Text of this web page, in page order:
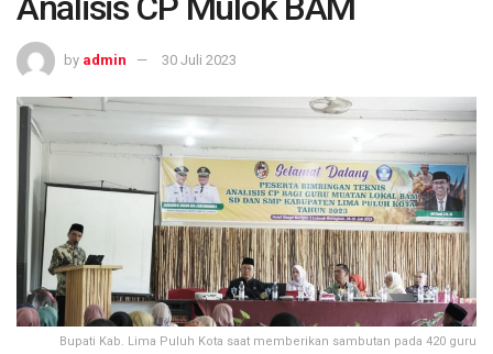
by admin 30 Juli 2023
Bupati Kab. Lima Puluh Kota saat memberikan sambutan pada 420 guru